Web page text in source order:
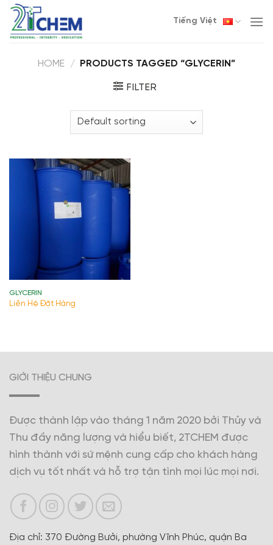
Skip
content
Tiếng Việt
HOME / PRODUCTS TAGGED “GLYCERIN”
FILTER
GLYCERIN
Liên Hệ Đặt Hàng
GIỚI THIỆU CHUNG
Được thành lập vào tháng 1 năm 2020 bởi Thủy và
Thu đầy năng lượng và hiểu biết, 2TCHEM được
hình thành với sứ mệnh cung cấp cho khách hàng
dịch vụ tốt nhất và hỗ trợ tận tình mọi lúc mọi nơi.
Địa chỉ: 370 Đường Bưởi, phường Vĩnh Phúc, quận Ba